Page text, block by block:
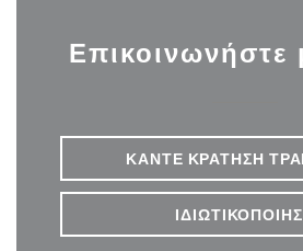
Επικοινωνήστε
ΚΆΝΤΕ ΚΡΆΤΗΣΗ